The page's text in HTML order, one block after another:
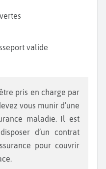
valide
vous munir d’une
maladie. Il est
d’un contrat
pour couvrir